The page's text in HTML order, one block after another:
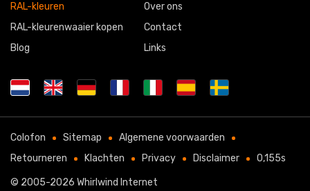
RAL-kleuren
RAL-kleurenwaaier kopen
Blog
Over ons
Contact
Links
Colofon Sitemap
Algemene voorwaarden
Retourneren
Klachten Privacy Disclaimer 0,155s
© 2005-2026 Whirlwind Internet